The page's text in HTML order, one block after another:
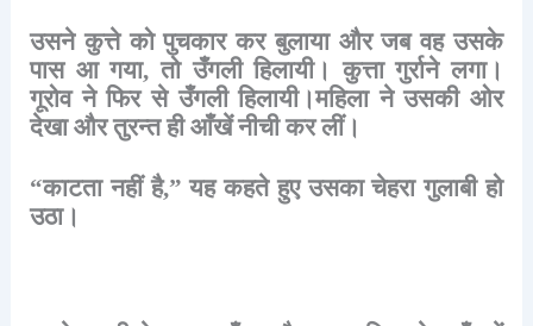
उसने कुत्ते को पुचकार कर बुलाया और जब वह उसके
पास आ गया,तो उँगली हिलायी। कुत्ता गुर्राने लगा।
गूरोव ने फिर से उँगली हिलायी।महिला ने उसकी ओर
देखा और तुरन्त ही आँखें नीची कर लीं।
“काटता नहीं है,”यह कहते हुए उसका चेहरा गुलाबी हो
उठा।